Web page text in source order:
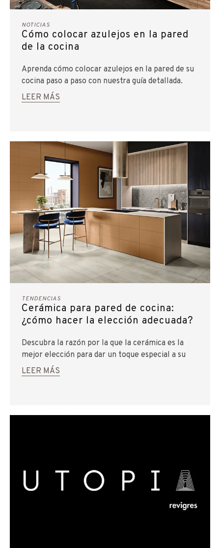
NOTICIAS
Cómo colocar azulejos en la pared
de la cocina
Aprenda cómo colocar azulejos en la pared de su
cocina paso a paso con nuestra guía detallada.
LEER MÁS
TENDENCIAS
Cerámica para pared de cocina:
¿cómo hacer la elección adecuada?
Descubra la razón por la que la cerámica es la
mejor elección para dar un toque especial a su
cocina, su casa y su vida.
LEER MÁS